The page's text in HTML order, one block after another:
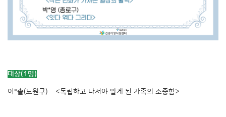
대상(1명)
이*솔(노원구) <독립하고 나서야 알게 된 가족의 소중함>